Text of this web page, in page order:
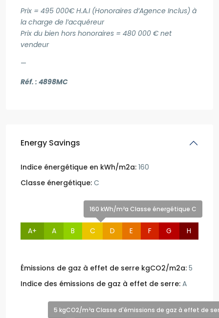
Prix = 495 000€ H.A.I (Honoraires d’Agence Inclus) à
la charge de l’acquéreur
Prix du bien hors honoraires = 480 000 € net
vendeur
—
Réf. : 4898MC
Energy Savings
Indice énergétique en kWh/m2a: 160
Classe énergétique: C
A+ A B
160 kWh/m²a Classe énergétique C
C D E F G H
Émissions de gaz à effet de serre kgCO2/m2a: 5
Indice des émissions de gaz à effet de serre: A
5 kgCO2/m²a Classe d'émissions de gaz à effet de